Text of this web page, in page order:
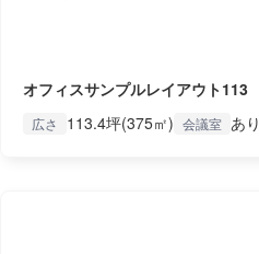
オフィスサンプルレイアウト113
広さ 113.4坪(375㎡) 会議室 あり